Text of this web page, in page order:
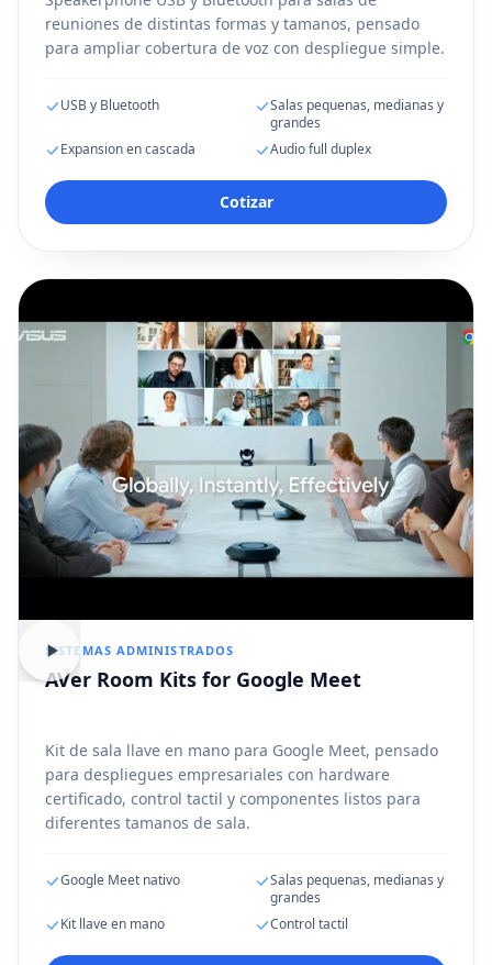
reuniones de distintas formas y tamanos, pensado
para ampliar cobertura de voz con despliegue simple.
USB y Bluetooth
Salas pequenas, medianas y
grandes
Expansion en cascada
Audio full duplex
Cotizar
SISTEMAS ADMINISTRADOS
AVer Room Kits for Google Meet
Kit de sala llave en mano para Google Meet, pensado
para despliegues empresariales con hardware
certificado, control tactil y componentes listos para
diferentes tamanos de sala.
Google Meet nativo
Salas pequenas, medianas y
grandes
Kit llave en mano
Control tactil